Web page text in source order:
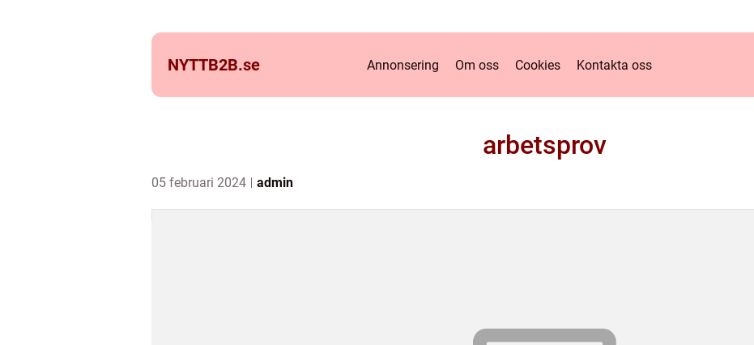
NYTTB2B.se Annonsering Om oss Cookies Kontakta oss
arbetsprov
05 februari 2024 admin